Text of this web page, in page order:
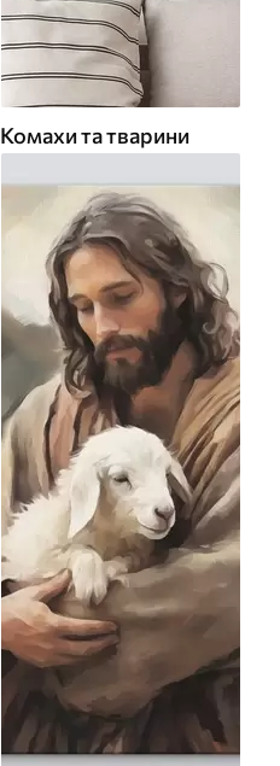
Комахи та тварини